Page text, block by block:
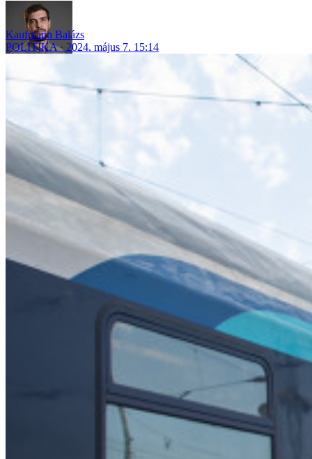
Kaufmann Balázs
POLITIKA
2024. május 7. 15:14